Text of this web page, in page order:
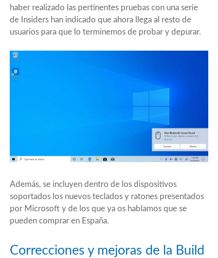
haber realizado las pertinentes pruebas con una serie
de Insiders han indicado que ahora llega al resto de
usuarios para que lo terminemos de probar y depurar.
Además, se incluyen dentro de los dispositivos
soportados los nuevos teclados y ratones presentados
por Microsoft y de los que ya os hablamos que se
pueden comprar en España.
Correcciones y mejoras de la Build